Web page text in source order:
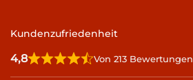
Kundenzufriedenheit
4,8 Von 213 Bewertungen